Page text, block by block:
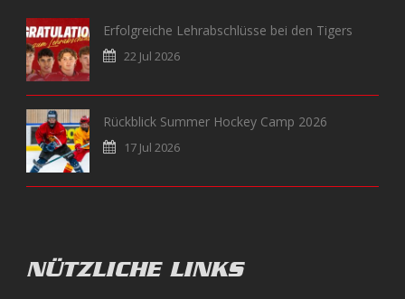
Erfolgreiche Lehrabschlüsse bei den Tigers
22 Jul 2026
Rückblick Summer Hockey Camp 2026
17 Jul 2026
NÜTZLICHE LINKS